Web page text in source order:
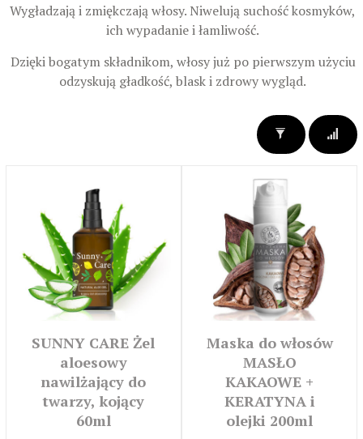
Wygładzają i zmiękczają włosy. Niwelują suchość kosmyków,
ich wypadanie i łamliwość.
Dzięki bogatym składnikom, włosy już po pierwszym użyciu
odzyskują gładkość, blask i zdrowy wygląd.
SUNNY CARE Żel
aloesowy
nawilżający do
twarzy, kojący
60ml
Maska do włosów
MASŁO
KAKAOWE +
KERATYNA i
olejki 200ml